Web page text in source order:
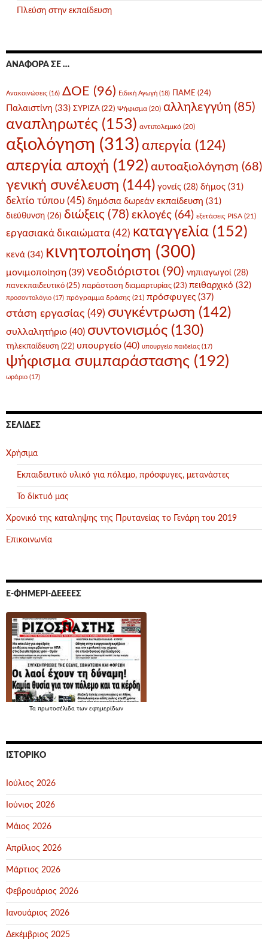
Πλεύση στην εκπαίδευση
ΑΝΑΦΟΡΆ ΣΕ …
Ανακοινώσεις (16) ΔΟΕ (96) Ειδική Αγωγή (18) ΠΑΜΕ (24)
Παλαιστίνη (33) ΣΥΡΙΖΑ (22) Ψήφισμα (20) αλληλεγγύη (85)
αναπληρωτές (153) αντιπολεμικό (20)
αξιολόγηση (313) απεργία (124)
απεργία αποχή (192) αυτοαξιολόγηση (68)
γενική συνέλευση (144) γονείς (28) δήμος (31)
δελτίο τύπου (45) δημόσια δωρεάν εκπαίδευση (31)
διεύθυνση (26) διώξεις (78) εκλογές (64) εξετάσεις PISA (21)
εργασιακά δικαιώματα (42) καταγγελία (152)
κενά (34) κινητοποίηση (300)
μονιμοποίηση (39) νεοδιόριστοι (90) νηπιαγωγοί (28)
πανεκπαιδευτικό (25) παράσταση διαμαρτυρίας (23) πειθαρχικό (32)
προσοντολόγιο (17) πρόγραμμα δράσης (21) πρόσφυγες (37)
στάση εργασίας (49) συγκέντρωση (142)
συλλαλητήριο (40) συντονισμός (130)
τηλεκπαίδευση (22) υπουργείο (40) υπουργείο παιδείας (17)
ψήφισμα συμπαράστασης (192)
ωράριο (17)
ΣΕΛΊΔΕΣ
Χρήσιμα
Εκπαιδευτικό υλικό για πόλεμο, πρόσφυγες, μετανάστες
Το δίκτυό μας
Χρονικό της καταληψης της Πρυτανείας το Γενάρη του 2019
Επικοινωνία
Ε-ΦΗΜΕΡΊ-ΔΕΕΕΕΣ
Τα πρωτοσέλιδα των εφημερίδων
ΙΣΤΟΡΙΚΌ
Ιούλιος 2026
Ιούνιος 2026
Μάιος 2026
Απρίλιος 2026
Μάρτιος 2026
Φεβρουάριος 2026
Ιανουάριος 2026
Δεκέμβριος 2025